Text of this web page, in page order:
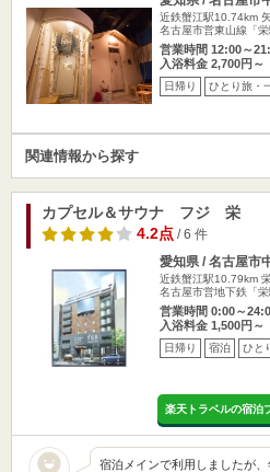
近鉄蟹江駅10.74km
名古屋市営東山線「
営業時間 12:00～
入浴料金 2,700円～
日帰り ひとり旅・
関連情報から探す
カプセル＆サウナ フジ 栄
4.2点/ 6 件
愛知県 / 名古屋市
近鉄蟹江駅10.79km
名古屋市営地下鉄「
営業時間 0:00～
入浴料金 1,500円～
日帰り 宿泊 ひと
楽天トラベルの宿泊
宿泊メインで利用しましたが